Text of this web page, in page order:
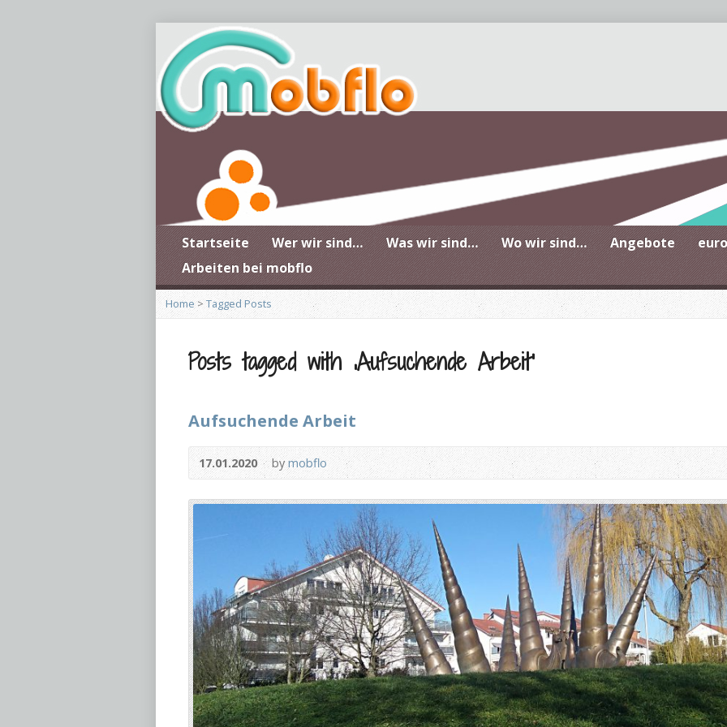
Zentrum für
Startseite Wer wir sind… Was wir sind… Wo wir sind… Angebote
Arbeiten bei mobflo
Home > Tagged Posts
Posts tagged with ‚Aufsuchende Arbeit‘
Aufsuchende Arbeit
17.01.2020 by mobflo